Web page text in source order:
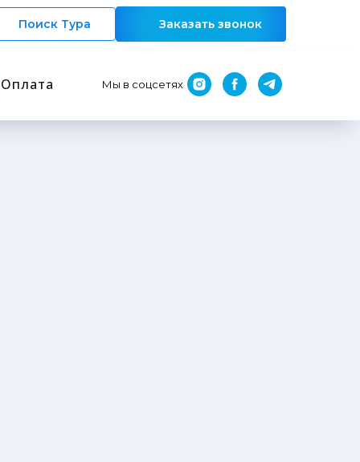
Поиск Тура Заказать звонок
Оплата Мы в соцсетях